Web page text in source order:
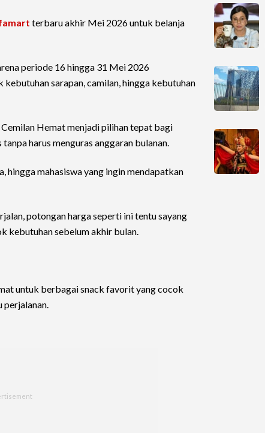
terbaru akhir Mei 2026 untuk belanja
periode 16 hingga 31 Mei 2026
kebutuhan sarapan, camilan, hingga kebutuhan
Hemat menjadi pilihan tepat bagi
harus menguras anggaran bulanan.
hingga mahasiswa yang ingin mendapatkan
potongan harga seperti ini tentu sayang
kebutuhan sebelum akhir bulan.
untuk berbagai snack favorit yang cocok
perjalanan.